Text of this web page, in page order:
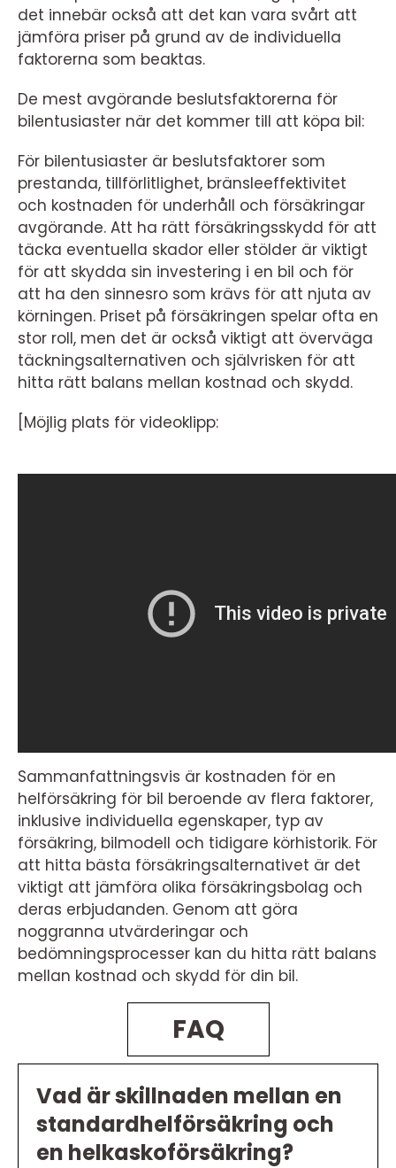
det innebär också att det kan vara svårt att
jämföra priser på grund av de individuella
faktorerna som beaktas.
De mest avgörande beslutsfaktorerna för
bilentusiaster när det kommer till att köpa bil:
För bilentusiaster är beslutsfaktorer som
prestanda, tillförlitlighet, bränsleeffektivitet
och kostnaden för underhåll och försäkringar
avgörande. Att ha rätt försäkringsskydd för att
täcka eventuella skador eller stölder är viktigt
för att skydda sin investering i en bil och för
att ha den sinnesro som krävs för att njuta av
körningen. Priset på försäkringen spelar ofta en
stor roll, men det är också viktigt att överväga
täckningsalternativen och självrisken för att
hitta rätt balans mellan kostnad och skydd.
[Möjlig plats för videoklipp:
Sammanfattningsvis är kostnaden för en
helförsäkring för bil beroende av flera faktorer,
inklusive individuella egenskaper, typ av
försäkring, bilmodell och tidigare körhistorik. För
att hitta bästa försäkringsalternativet är det
viktigt att jämföra olika försäkringsbolag och
deras erbjudanden. Genom att göra
noggranna utvärderingar och
bedömningsprocesser kan du hitta rätt balans
mellan kostnad och skydd för din bil.
FAQ
Vad är skillnaden mellan en
standardhelförsäkring och
en helkaskoförsäkring?